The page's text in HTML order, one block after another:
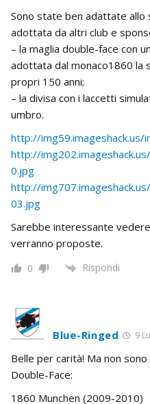
Sono state ben adattate allo
adottata da altri club e
– la maglia double-face con
adottata dal monaco1860 la
propri 150 anni;
– la divisa con i laccetti
umbro.
http://
http://
0.jpg
http://
03.jpg
Sarebbe interessante
verranno proposte.
0 Rispondi
Blue-Ringed 9
Belle per carità! Ma non
Double-Face:
1860 Munchen (2009-2010)